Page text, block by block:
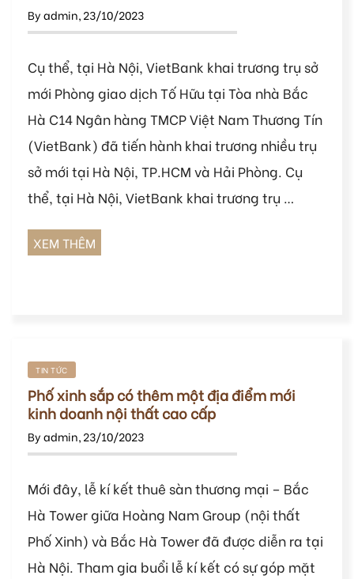
Byadmin,23/10/2023
Cụ thể, tại Hà Nội, VietBank khai trương trụ sở
mới Phòng giao dịch Tố Hữu tại Tòa nhà Bắc
Hà C14 Ngân hàng TMCP Việt Nam Thương Tín
(VietBank) đã tiến hành khai trương nhiều trụ
sở mới tại Hà Nội, TP.HCM và Hải Phòng. Cụ
thể, tại Hà Nội, VietBank khai trương trụ …
XEM THÊM
TIN TỨC
Phố xinh sắp có thêm một địa điểm mới
kinh doanh nội thất cao cấp
Byadmin,23/10/2023
Mới đây, lễ kí kết thuê sàn thương mại – Bắc
Hà Tower giữa Hoàng Nam Group (nội thất
Phố Xinh) và Bắc Hà Tower đã được diễn ra tại
Hà Nội. Tham gia buổi lễ kí kết có sự góp mặt